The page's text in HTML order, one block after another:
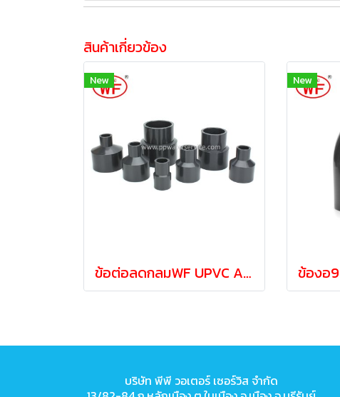
สินค้าเกี่ยวข้อง
New
ข้อต่อลดกลมWF UPVC ANSI Reducing Coupling 1-1/4"ลด3/4"
New
บริษัท พีพี วอเตอร์ เซอร์วิส จำกัด